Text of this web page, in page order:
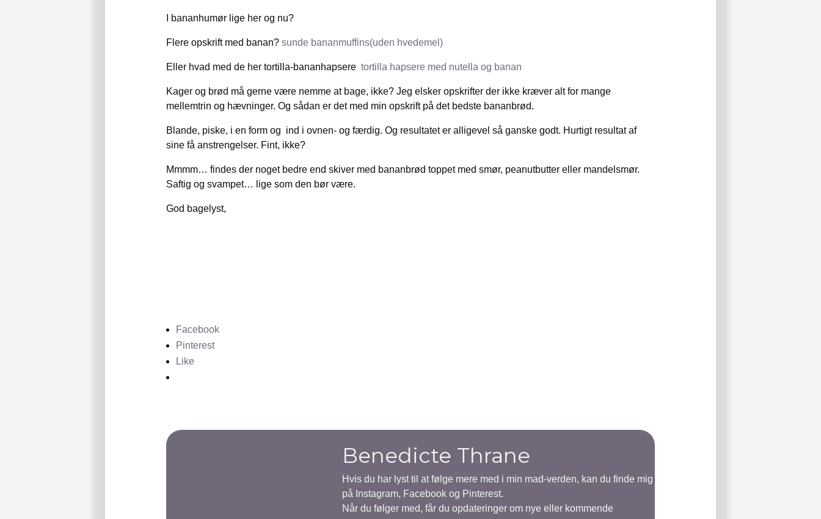
I bananhumør lige her og nu?
Flere opskrift med banan? sunde bananmuffins(uden hvedemel)
Eller hvad med de her tortilla-bananhapsere tortilla hapsere med nutella og banan
Kager og brød må gerne være nemme at bage, ikke? Jeg elsker opskrifter der ikke kræver alt for mange
mellemtrin og hævninger. Og sådan er det med min opskrift på det bedste bananbrød.
Blande, piske, i en form og ind i ovnen- og færdig. Og resultatet er alligevel så ganske godt. Hurtigt resultat af
sine få anstrengelser. Fint, ikke?
Mmmm… findes der noget bedre end skiver med bananbrød toppet med smør, peanutbutter eller mandelsmør.
Saftig og svampet… lige som den bør være.
God bagelyst,
Facebook
Pinterest
Like
Benedicte Thrane
Hvis du har lyst til at følge mere med i min mad-verden, kan du finde mig
på Instagram, Facebook og Pinterest.
Når du følger med, får du opdateringer om nye eller kommende